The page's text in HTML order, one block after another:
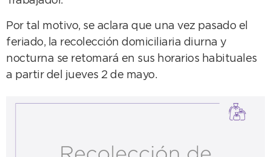
Por tal motivo, se aclara que una vez pasado el
feriado, la recolección domiciliaria diurna y
nocturna se retomará en sus horarios habituales
a partir del jueves 2 de mayo.